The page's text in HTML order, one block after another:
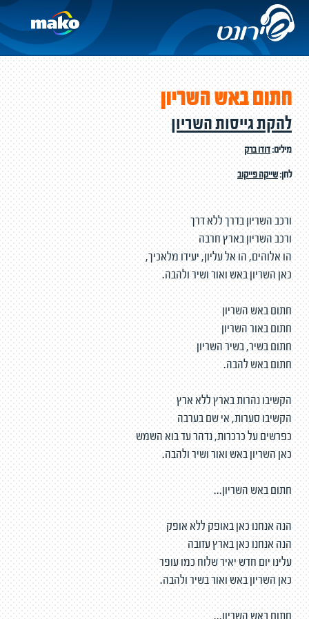
חתום באש השריון
להקת גייסות השריון
מילים:דודו ברק
לחן:שייקה פייקוב
ורכב השריון בדרך ללא דרך
ורכב השריון בארץ חרבה
הו אלוהים, הו אל עליון, יעידו מלאכיך,
כאן השריון באש ואור ושיר ולהבה.
חתום באש השריון
חתום באור השריון
חתום בשיר, בשיר השריון
חתום באש להבה.
הקשיבו נהרות בארץ ללא ארץ
הקשיבו סערות, אי שם בערבה
כפרשים על כרכרות, נדהר עד בוא השמש
כאן השריון באש ואור ושיר ולהבה.
חתום באש השריון...
הנה אנחנו כאן באופק ללא אופק
הנה אנחנו כאן בארץ עזובה
עלינו יום חדש יאיר שלוח כמו עופר
כאן השריון באש ואור בשיר ולהבה.